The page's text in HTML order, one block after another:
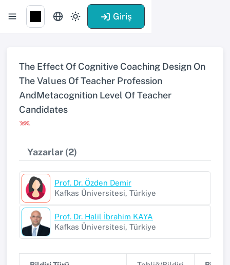
Giriş
The Effect Of Cognitive Coaching Design On
The Values Of Teacher Profession
AndMetacognition Level Of Teacher
Candidates
Yazarlar (2)
Prof. Dr. Özden Demir
Kafkas Üniversitesi, Türkiye
Prof. Dr. Halil İbrahim KAYA
Kafkas Üniversitesi, Türkiye